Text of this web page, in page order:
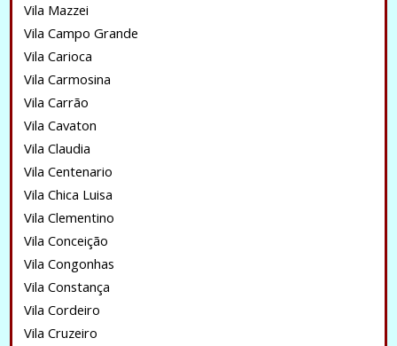
Vila Mazzei
Vila Campo Grande
Vila Carioca
Vila Carmosina
Vila Carrão
Vila Cavaton
Vila Claudia
Vila Centenario
Vila Chica Luisa
Vila Clementino
Vila Conceição
Vila Congonhas
Vila Constança
Vila Cordeiro
Vila Cruzeiro